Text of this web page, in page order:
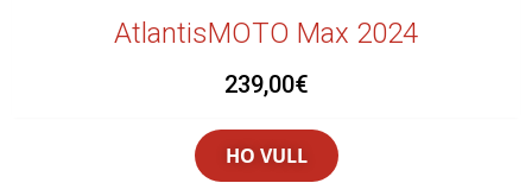
AtlantisMOTO Max 2024
239,00€
HO VULL